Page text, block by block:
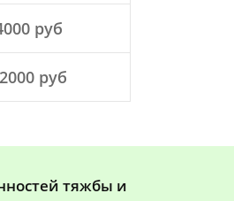
руб
руб
тяжбы и